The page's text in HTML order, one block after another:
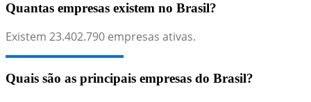
Quantas empresas existem no Brasil?
Existem 23.402.790 empresas ativas.
Quais são as principais empresas do Brasil?